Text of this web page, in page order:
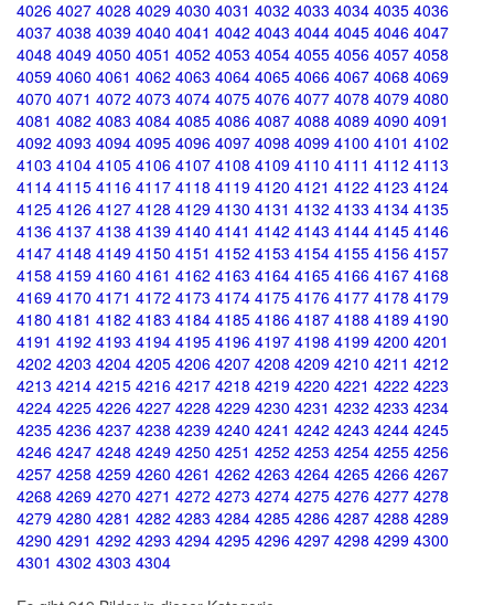
4026 4027 4028 4029 4030 4031 4032 4033 4034 4035 4036
4037 4038 4039 4040 4041 4042 4043 4044 4045 4046 4047
4048 4049 4050 4051 4052 4053 4054 4055 4056 4057 4058
4059 4060 4061 4062 4063 4064 4065 4066 4067 4068 4069
4070 4071 4072 4073 4074 4075 4076 4077 4078 4079 4080
4081 4082 4083 4084 4085 4086 4087 4088 4089 4090 4091
4092 4093 4094 4095 4096 4097 4098 4099 4100 4101 4102
4103 4104 4105 4106 4107 4108 4109 4110 4111 4112 4113
4114 4115 4116 4117 4118 4119 4120 4121 4122 4123 4124
4125 4126 4127 4128 4129 4130 4131 4132 4133 4134 4135
4136 4137 4138 4139 4140 4141 4142 4143 4144 4145 4146
4147 4148 4149 4150 4151 4152 4153 4154 4155 4156 4157
4158 4159 4160 4161 4162 4163 4164 4165 4166 4167 4168
4169 4170 4171 4172 4173 4174 4175 4176 4177 4178 4179
4180 4181 4182 4183 4184 4185 4186 4187 4188 4189 4190
4191 4192 4193 4194 4195 4196 4197 4198 4199 4200 4201
4202 4203 4204 4205 4206 4207 4208 4209 4210 4211 4212
4213 4214 4215 4216 4217 4218 4219 4220 4221 4222 4223
4224 4225 4226 4227 4228 4229 4230 4231 4232 4233 4234
4235 4236 4237 4238 4239 4240 4241 4242 4243 4244 4245
4246 4247 4248 4249 4250 4251 4252 4253 4254 4255 4256
4257 4258 4259 4260 4261 4262 4263 4264 4265 4266 4267
4268 4269 4270 4271 4272 4273 4274 4275 4276 4277 4278
4279 4280 4281 4282 4283 4284 4285 4286 4287 4288 4289
4290 4291 4292 4293 4294 4295 4296 4297 4298 4299 4300
4301 4302 4303 4304